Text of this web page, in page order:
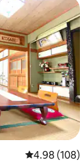
5 ರಲ್ಲಿ 4.98
4.98 (108)